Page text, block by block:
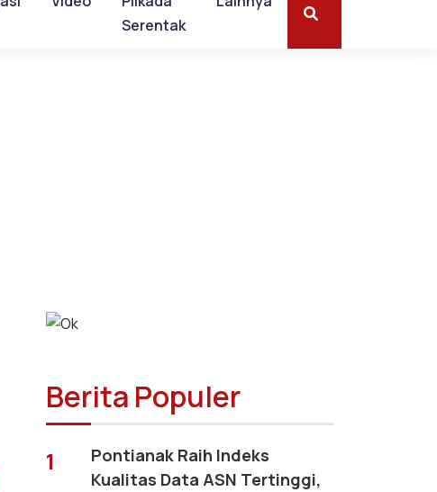
Serentak
Berita Populer
1
Pontianak Raih Indeks
Kualitas Data ASN Tertinggi,